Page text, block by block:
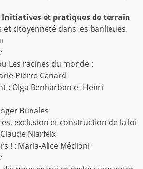
Initiatives et pratiques de terrain
et citoyenneté dans les banlieues.
Les racines du monde :
Pierre Canard
: Olga Benharbon et Henri
Bunales
exclusion et construction de la loi
Niarfeix
! : Maria-Alice Médioni